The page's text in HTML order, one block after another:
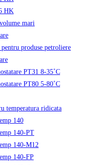
HK
mari
produse petroliere
PT31 8-35˚C
PT80 5-80˚C
temperatura ridicata
140
140-PT
140-M12
140-FP